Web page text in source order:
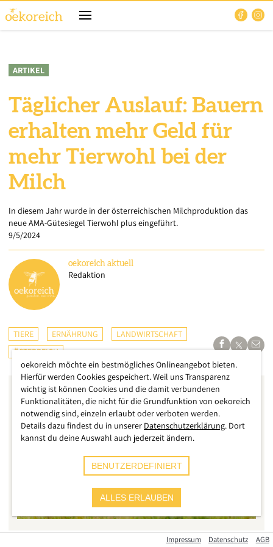
ARTIKEL
Täglicher Auslauf: Bauern
erhalten mehr Geld für
mehr Tierwohl bei der
Milch
In diesem Jahr wurde in der österreichischen Milchproduktion das
neue AMA-Gütesiegel Tierwohl plus eingeführt.
9/5/2024
oekoreich aktuell
Redaktion
TIERE ERNÄHRUNG
LANDWIRTSCHAFT
ÖSTERREICH
Impressum Datenschutz AGB
oekoreich möchte ein bestmögliches Onlineangebot bieten.
Hierfür werden Cookies gespeichert. Weil uns Transparenz
wichtig ist können Cookies und die damit verbundenen
Funktionalitäten, die nicht für die Grundfunktion von oekoreich
notwendig sind, einzeln erlaubt oder verboten werden.
Details dazu findest du in unserer Datenschutzerklärung. Dort
kannst du deine Auswahl auch jederzeit ändern.
BENUTZERDEFINIERT
ALLES ERLAUBEN